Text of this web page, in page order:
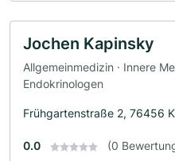
Jochen Kapinsky
Allgemeinmedizin · Innere
Endokrinologen
Frühgartenstraße 2, 76456
0.0 (0